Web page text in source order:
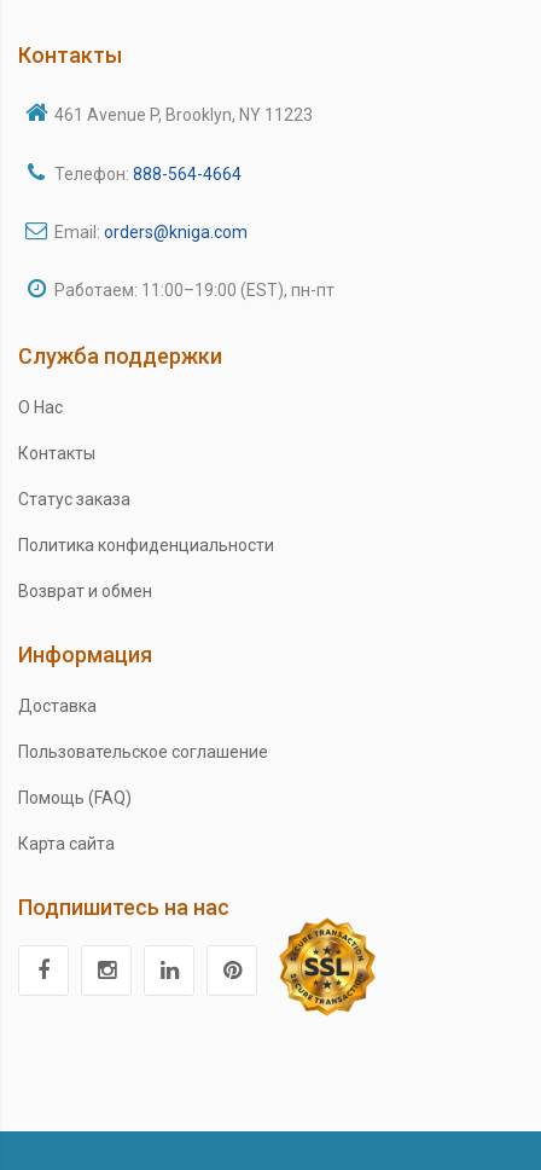
Контакты
461 Avenue P, Brooklyn, NY 11223
Телефон: 888-564-4664
Email: orders@kniga.com
Работаем: 11:00–19:00 (EST), пн-пт
Служба поддержки
О Нас
Контакты
Статус заказа
Политика конфиденциальности
Возврат и обмен
Информация
Доставка
Пользовательское соглашение
Помощь (FAQ)
Карта сайта
Подпишитесь на нас